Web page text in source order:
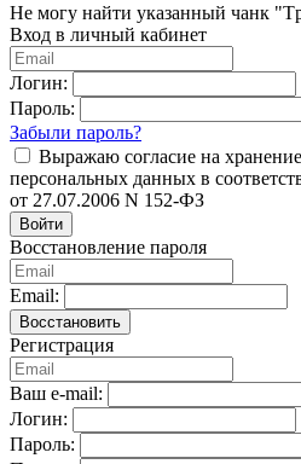
Не могу найти указанный чанк
Вход в личный кабинет
Логин:
Пароль:
Забыли пароль?
Выражаю согласие на
персональных данных в
от 27.07.2006 N 152-ФЗ
Войти
Восстановление пароля
Email:
Восстановить
Регистрация
Ваш e-mail:
Логин:
Пароль: